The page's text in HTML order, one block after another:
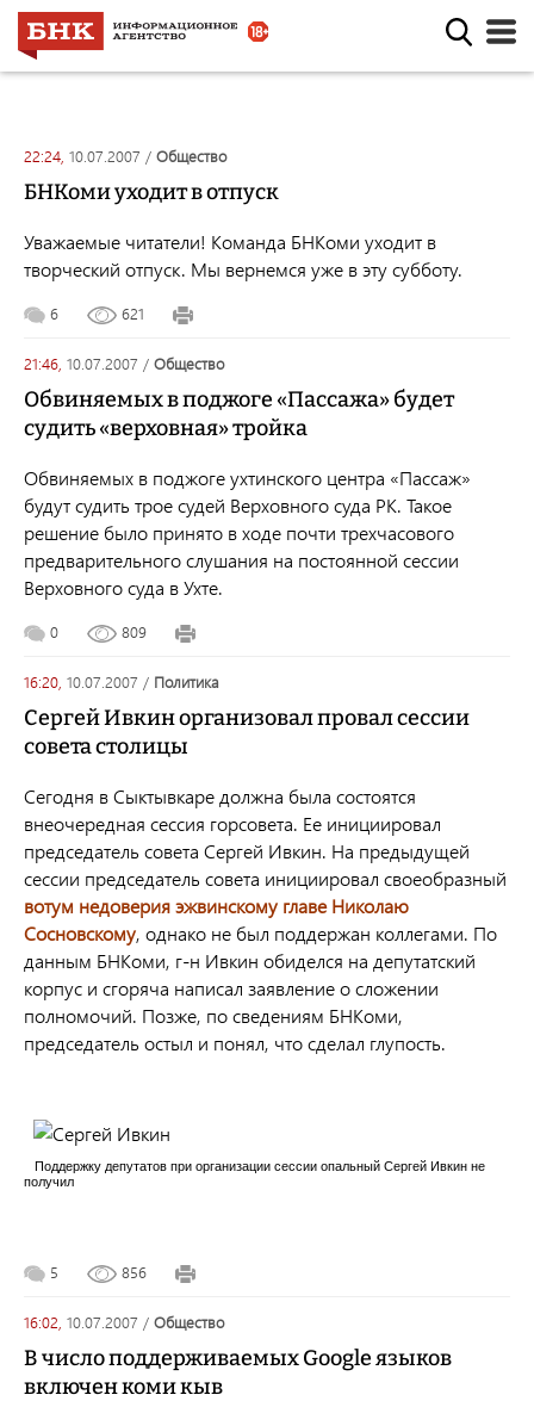
22:24, 10.07.2007 / общество
БНКоми уходит в отпуск
Уважаемые читатели! Команда БНКоми уходит в
творческий отпуск. Мы вернемся уже в эту субботу.
6 621
21:46, 10.07.2007 / общество
Обвиняемых в поджоге «Пассажа» будет
судить «верховная» тройка
Обвиняемых в поджоге ухтинского центра «Пассаж»
будут судить трое судей Верховного суда РК. Такое
решение было принято в ходе почти трехчасового
предварительного слушания на постоянной сессии
Верховного суда в Ухте.
0 809
16:20, 10.07.2007 / политика
Сергей Ивкин организовал провал сессии
совета столицы
Cегодня в Сыктывкаре должна была состоятся
внеочередная сессия горсовета. Ее инициировал
председатель совета Сергей Ивкин. На предыдущей
сессии председатель совета инициировал своеобразный
вотум недоверия эжвинскому главе Николаю
Сосновскому, однако не был поддержан коллегами. По
данным БНКоми, г-н Ивкин обиделся на депутатский
корпус и сгоряча написал заявление о сложении
полномочий. Позже, по сведениям БНКоми,
председатель остыл и понял, что сделал глупость.
Поддержку депутатов при организации сессии опальный Сергей Ивкин не
получил
5 856
16:02, 10.07.2007 / общество
В число поддерживаемых Google языков
включен коми кыв